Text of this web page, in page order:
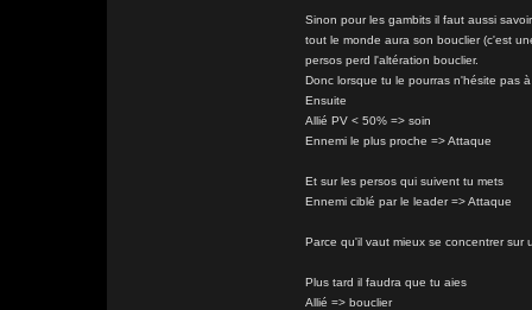
Sinon pour les gambits il faut aussi
tout le monde aura son bouclier (c'est
persos perd l'altération bouclier.
Donc lorsque tu le pourras n'hésite pas
Ensuite
Allié PV < 50% => soin
Ennemi le plus proche => Attaque
Et sur les persos qui suivent tu mets
Ennemi ciblé par le leader => Attaque
Parce qu'il vaut mieux se concentrer sur
Plus tard il faudra que tu aies
Allié => bouclier